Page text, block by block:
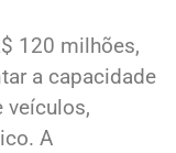
120 milhões,
a capacidade
veículos,
A